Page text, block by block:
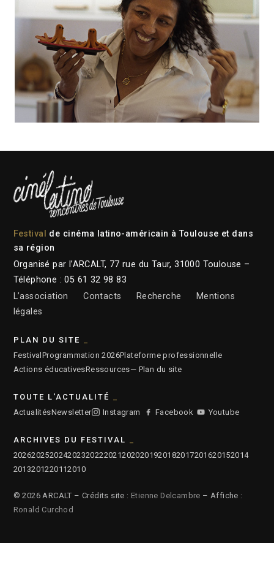
Festival
de cinéma latino-américain à Toulouse et dans
sa région
Organisé par l’ARCALT, 77 rue du Taur, 31000 Toulouse –
Téléphone : 05 61 32 98 83
L’association
Contacts Recherche
Mentions
légales
PLAN DU SITE
FestivalProgrammation 2026Plateforme professionnelle
Actions éducativesRessources— Plan du site
TOUTE L'ACTUALITÉ
ActualitésNewsletter Instagram Facebook Youtube
ARCHIVES DU FESTIVAL
2026202520242023202220212020201920182017201620152014
2013201220112010
© 2026 ARCALT – Crédits site : Etienne Delcambre – Affiche :
Ronald Curchod